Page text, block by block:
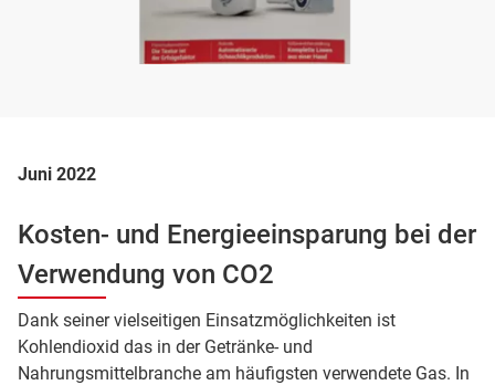
Juni 2022
Kosten- und Energieeinsparung bei der
Verwendung von CO2
Dank seiner vielseitigen Einsatzmöglichkeiten ist
Kohlendioxid das in der Getränke- und
Nahrungsmittelbranche am häufigsten verwendete Gas. In